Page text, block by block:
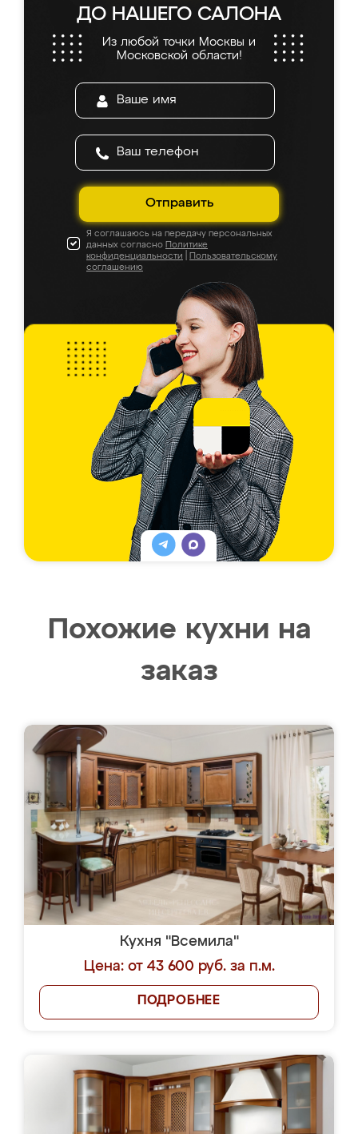
ДО НАШЕГО САЛОНА
Из любой точки Москвы и
Московской области!
Отправить
Я соглашаюсь на передачу персональных
данных согласно Политике
конфиденциальности
Пользовательскому
соглашению
Похожие кухни на
заказ
Кухня "Всемила"
Цена: от 43 600 руб. за п.м.
ПОДРОБНЕЕ